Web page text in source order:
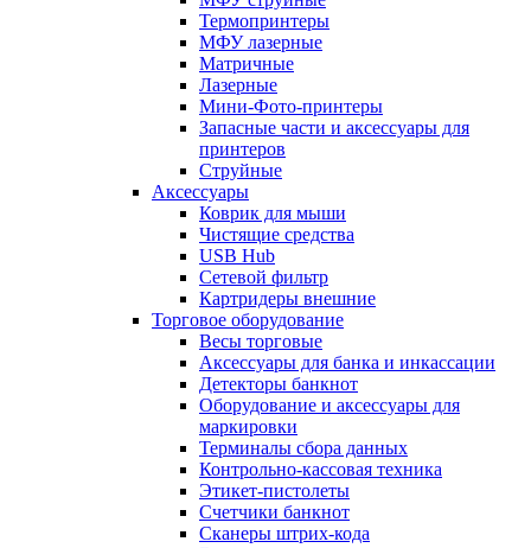
Термопринтеры
МФУ лазерные
Матричные
Лазерные
Мини-Фото-принтеры
Запасные части и аксессуары для
принтеров
Струйные
Аксессуары
Коврик для мыши
Чистящие средства
USB Hub
Сетевой фильтр
Картридеры внешние
Торговое оборудование
Весы торговые
Аксессуары для банка и инкассации
Детекторы банкнот
Оборудование и аксессуары для
маркировки
Терминалы сбора данных
Контрольно-кассовая техника
Этикет-пистолеты
Счетчики банкнот
Сканеры штрих-кода